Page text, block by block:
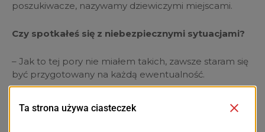
poszukiwacze, nazywamy dziewiczymi miejscami.
Czy spotkałeś się z niebezpiecznymi sytuacjami?
– Jak to tej pory nie miałem takich, zawsze staram się
być przygotowany na każdą ewentualność.
Jakie rady miałbyś dla początkujących
poszukiwaczy skarbów, którzy chcieliby